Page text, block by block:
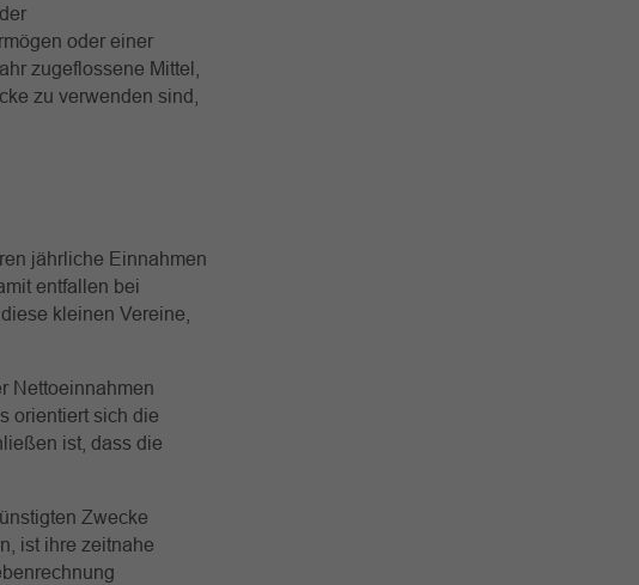
oder einer
zugeflossene Mittel,
zu verwenden sind,
jährliche Einnahmen
entfallen bei
kleinen Vereine,
Nettoeinnahmen
orientiert sich die
ist, dass die
Zwecke
ist ihre zeitnahe